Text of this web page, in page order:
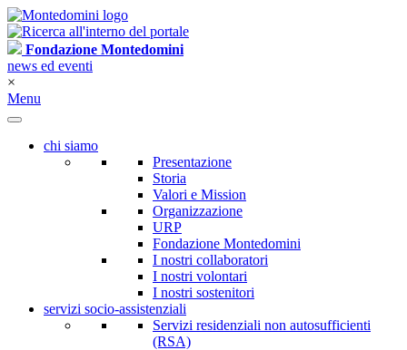
Fondazione Montedomini
news ed eventi
×
Menu
chi siamo
Presentazione
Storia
Valori e Mission
Organizzazione
URP
Fondazione Montedomini
I nostri collaboratori
I nostri volontari
I nostri sostenitori
servizi socio-assistenziali
Servizi residenziali non autosufficienti
(RSA)